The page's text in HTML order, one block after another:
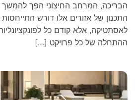
הבריכה, המרחב החיצוני הפך להמשך
התכנון של אזורים אלו דורש
לאסתטיקה, אלא קודם כל
ההתחלה של כל פרויקט […]